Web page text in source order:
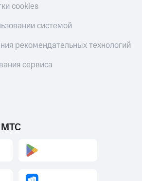
cookies
системой
рекомендательных технологий
сервиса
МТС